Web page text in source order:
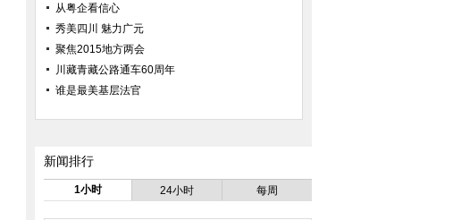
从粤企看信心
秀美四川 魅力广元
聚焦2015地方两会
川藏青藏公路通车60周年
谁是最美基层法官
新闻排行
1小时 24小时 每周